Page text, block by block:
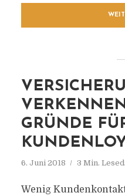
GRÜNDE
6. Juni 2018 3 Min.
Wenig